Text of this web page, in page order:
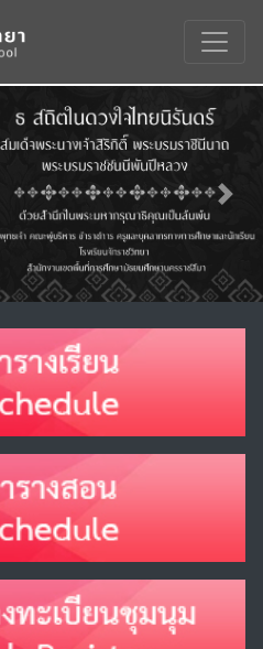
Next